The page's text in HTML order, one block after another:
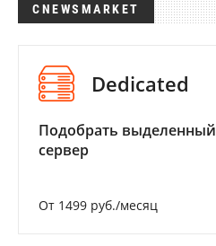
CNEWSMARKET
Dedicated
Подобрать выделенный
сервер
От 1499 руб./месяц